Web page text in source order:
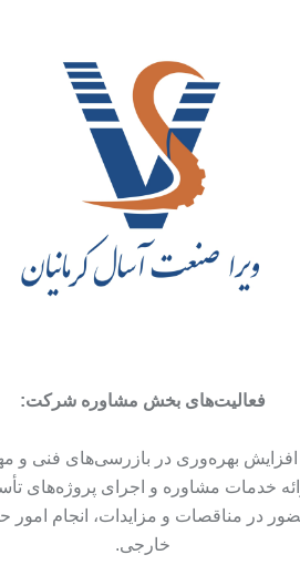
فعالیت‌های بخش مشاوره شرکت:
بهره‌وری در بازرسی‌های فنی و
خدمات مشاوره و اجرای پروژه‌های
در مناقصات و مزایدات، انجام
خارجی.